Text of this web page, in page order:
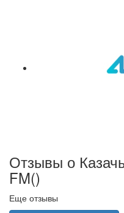
Отзывы о
FM()
Еще отзывы